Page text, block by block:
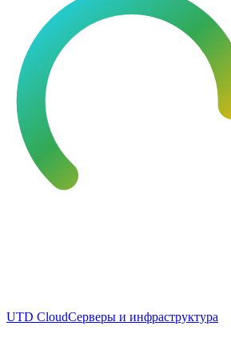
UTD CloudСерверы и инфраструктура